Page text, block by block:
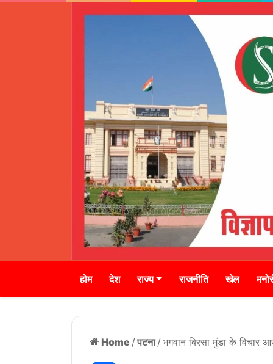
होम देश राज्य राजनीति खेल
Home / पटना / भगवान बिरसा मुंडा के विचार